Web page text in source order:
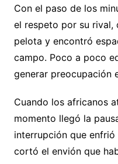
Con el paso de los
el respeto por su rival,
pelota y encontró
campo. Poco a poco
generar preocupación
Cuando los africanos
momento llegó la
interrupción que
cortó el envión que